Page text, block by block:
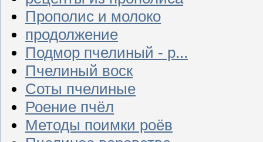
Прополис и молоко
продолжение
Подмор пчелиный - р...
Пчелиный воск
Соты пчелиные
Роение пчёл
Методы поимки роёв